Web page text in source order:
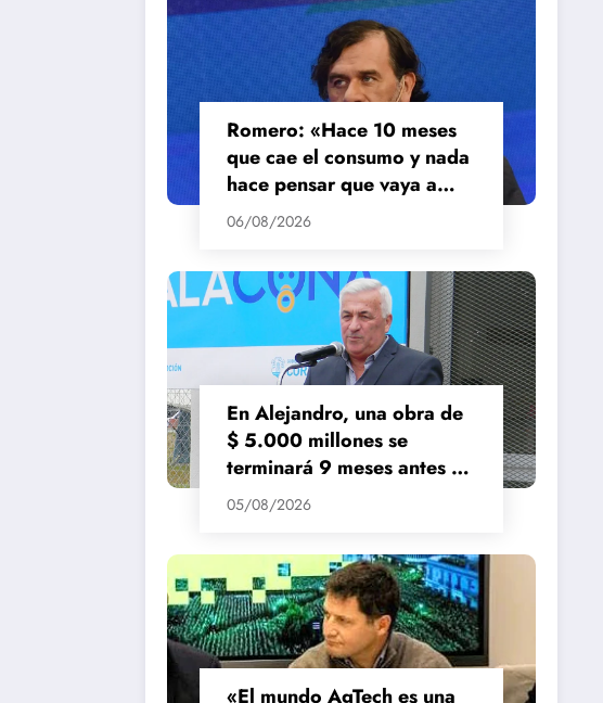
Romero: «Hace 10 meses
que cae el consumo y nada
hace pensar que vaya a
repuntar»
06/08/2026
En Alejandro, una obra de
$ 5.000 millones se
terminará 9 meses antes de
lo previsto
05/08/2026
«El mundo AgTech es una